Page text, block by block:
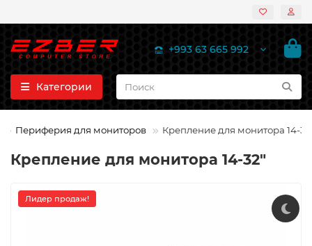
+993 63 665 992
Категории
Периферия для мониторов Крепление для монитора 14-
Крепление для монитора 14-32"
Лидер продаж!